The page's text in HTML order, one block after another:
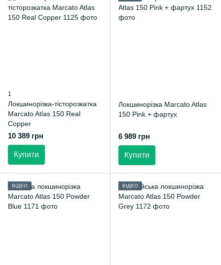
1
Локшинорізка-тісторозкатка
Marcato Atlas 150 Real
Copper
10 389 грн
Купити
Локшинорізка Marcato Atlas
150 Pink + фартух
6 989 грн
Купити
ВІДЕО ВІДЕО